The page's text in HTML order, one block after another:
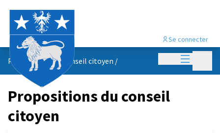
Menu
Se connecter
Propositions du conseil citoyen /
Propositions du conseil
citoyen